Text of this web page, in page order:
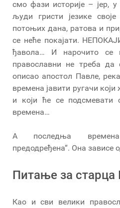
смо фази историје – јер,
људи гристи језике
потоњих дана, ратова и
се неће покајати.
ђавола… И нарочито се
православни не треба да
описао апостол Павле,
времена јавити ругачи
и који ће се подсмевати
времена…
А последња
предодређена“. Она зависе
Питање за старца
Као и сви велики